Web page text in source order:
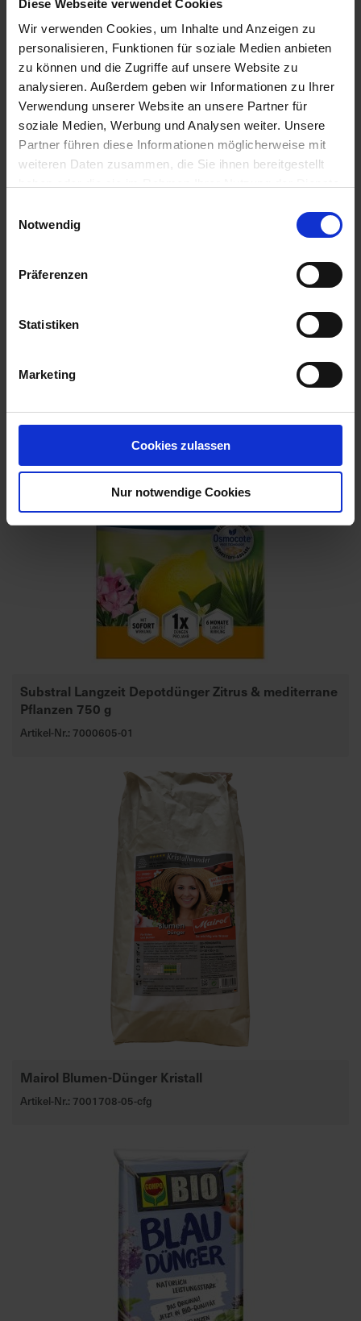
Diese Webseite verwendet Cookies
Wir verwenden Cookies, um Inhalte und Anzeigen zu
personalisieren, Funktionen für soziale Medien anbieten
zu können und die Zugriffe auf unsere Website zu
analysieren. Außerdem geben wir Informationen zu Ihrer
Verwendung unserer Website an unsere Partner für
soziale Medien, Werbung und Analysen weiter. Unsere
Partner führen diese Informationen möglicherweise mit
weiteren Daten zusammen, die Sie ihnen bereitgestellt
Notwendig
Präferenzen
Statistiken
Marketing
Cookies zulassen
Nur notwendige Cookies
Stück
Substral Langzeit Depotdünger Zitrus & mediterrane
Pflanzen 750 g
Artikel-Nr.: 7000605-01
Mairol Blumen-Dünger Kristall
Artikel-Nr.: 7001708-05-cfg